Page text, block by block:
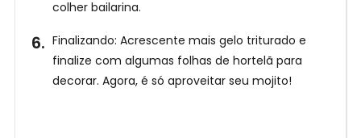
colher bailarina.
Finalizando: Acrescente mais gelo triturado e
finalize com algumas folhas de hortelã para
decorar. Agora, é só aproveitar seu mojito!